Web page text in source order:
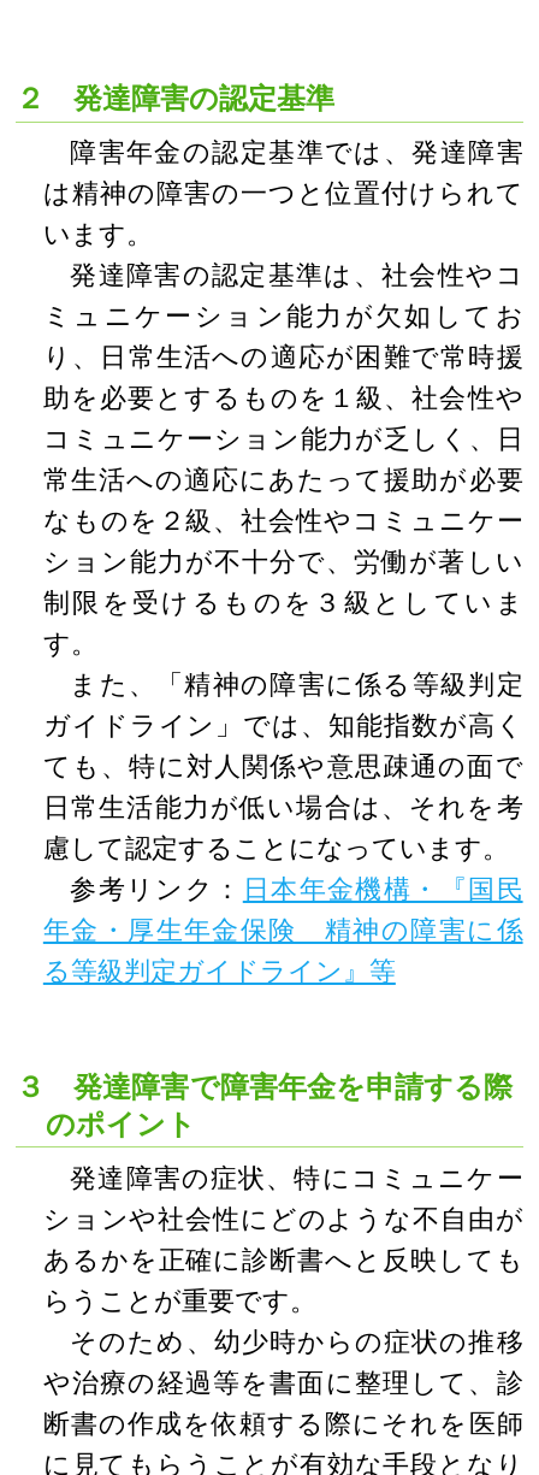
２ 発達障害の認定基準
障害年金の認定基準では、発達障害
は精神の障害の一つと位置付けられて
います。
発達障害の認定基準は、社会性やコ
ミュニケーション能力が欠如してお
り、日常生活への適応が困難で常時援
助を必要とするものを１級、社会性や
コミュニケーション能力が乏しく、日
常生活への適応にあたって援助が必要
なものを２級、社会性やコミュニケー
ション能力が不十分で、労働が著しい
制限を受けるものを３級としていま
す。
また、「精神の障害に係る等級判定
ガイドライン」では、知能指数が高く
ても、特に対人関係や意思疎通の面で
日常生活能力が低い場合は、それを考
慮して認定することになっています。
参考リンク： 日本年金機構・『国民
年金・厚生年金保険 精神の障害に係
る等級判定ガイドライン』等
３ 発達障害で障害年金を申請する際
のポイント
発達障害の症状、特にコミュニケー
ションや社会性にどのような不自由が
あるかを正確に診断書へと反映しても
らうことが重要です。
そのため、幼少時からの症状の推移
や治療の経過等を書面に整理して、診
断書の作成を依頼する際にそれを医師
に見てもらうことが有効な手段となり